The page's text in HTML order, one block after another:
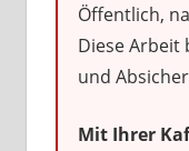
Öffentlich,
Diese Arbeit
und
Mit Ihrer